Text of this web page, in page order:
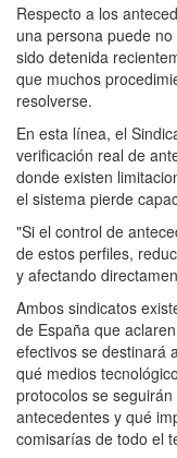
Respecto a los
una persona puede
sido detenida
que muchos
resolverse.
En esta línea, el
verificación real de
donde existen
el sistema pierde
"Si el control de
de estos perfiles,
y afectando
Ambos sindicatos
de España que
efectivos se destinará
qué medios
protocolos se
antecedentes y qué
comisarías de todo el